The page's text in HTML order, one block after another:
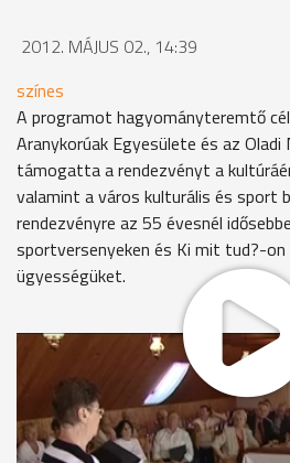
2012. MÁJUS 02., 14:39
színes
A programot hagyományteremtő
Aranykorúak Egyesülete és az
támogatta a rendezvényt a
valamint a város kulturális és sport
rendezvényre az 55 évesnél
sportversenyeken és Ki mit tud?-
ügyességüket.
Vidám énekszóra ébredhettek a
lakótelepen. A Vasi Honvéd
meglepetés produkcióval készült az
üdvözlésére.